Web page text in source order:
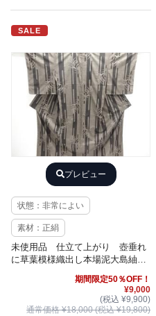
SALE
プレビュー
状態：非常によい
素材：正絹
未使用品 仕立て上がり 壺垂れ
に草葉模様織出し本場泥大島紬着
期間限定50％OFF！
¥9,000
(税込 ¥9,900)
通常価格 ¥18,000 (税込 ¥19,800)